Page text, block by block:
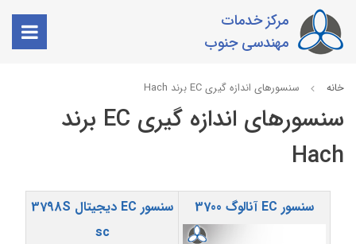
مرکز خدمات
مهندسی جنوب
خانه سنسورهای اندازه گیری EC برند Hach
سنسورهای اندازه گیری EC برند
Hach
سنسور EC آنالوگ 3700
سنسور EC دیجیتال 3798S
sc